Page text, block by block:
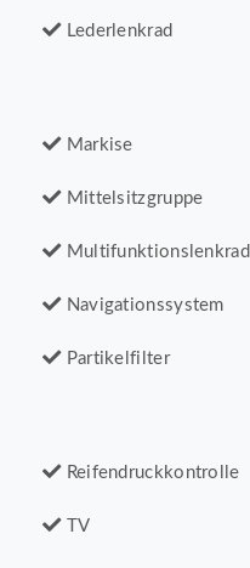
Lederlenkrad
Markise
Mittelsitzgruppe
Multifunktionslenkrad
Navigationssystem
Partikelfilter
Reifendruckkontrolle
TV